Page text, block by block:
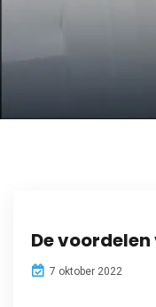
De
7 oktober 2022